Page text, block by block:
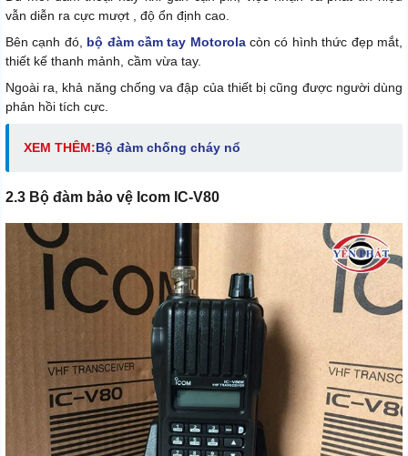
vẫn diễn ra cực mượt , độ ổn định cao.
Bên cạnh đó, bộ đàm cầm tay Motorolacòn có hình thức đẹp mắt,
thiết kế thanh mảnh, cầm vừa tay.
Ngoài ra, khả năng chống va đập của thiết bị cũng được người dùng
phản hồi tích cực.
XEM THÊM:Bộ đàm chống cháy nổ
2.3 Bộ đàm bảo vệ Icom IC-V80